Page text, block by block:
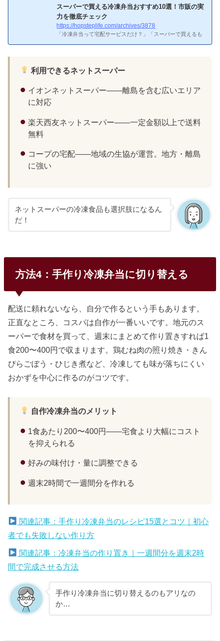
スーパーで買える冷凍弁当おすすめ10選！市販の実
力を徹底チェック
https://hopsteplife.com/archives/3878
「冷凍弁当って宅配サービスだけ？」「スーパーで買えるも
sh（ナッシュ）公式サイトスーパーで買える冷凍弁当ってど
んな特徴があるの？スーパーで買える冷凍弁当の特徴
パーに行くだけで購入完了すぐ手に入る：届くのを待つ必要
利用できるネットスーパー
イオンネットスーパー——離島を含む広いエリア
に対応
楽天西友ネットスーパー——一定金額以上で送料
無料
コープの宅配——地域の生協が運営。地方・離島
に強い
ネットスーパーの冷凍食品も選択肢になるん
だ！
方法4：手作り冷凍弁当に切り替える
配送に頼れないなら、自分で作るという手もあります。
正直なところ、コスパは自作が一番いいです。地元のス
ーパーで食材を買って、週末にまとめて作り置きすれば1
食200〜400円で収まります。鶏むね肉の照り焼き・きん
ぴらごぼう・ひじき煮など、冷凍しても味が落ちにくい
おかずを中心に作るのがコツです。
自作冷凍弁当のメリット
1食あたり200〜400円——宅食より大幅にコスト
を抑えられる
好みの味付け・量に調整できる
週末2時間で一週間分を作れる
関連記事：手作り冷凍弁当のレシピ15選とコツ｜初心
者でも失敗しない作り方
関連記事：冷凍弁当の作り置き｜一週間分を週末2時
間で完成させる方法
手作り冷凍弁当に切り替えるのもアリなの
か…